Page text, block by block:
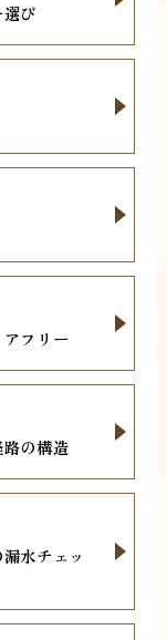
び
フリー
の構造
水チェッ